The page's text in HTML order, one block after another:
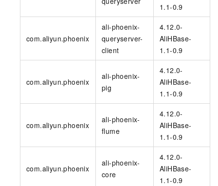
1.1-0.9
com.aliyun.phoenix
ali-phoenix-
queryserver-
client
4.12.0-
AliHBase-
1.1-0.9
com.aliyun.phoenix
ali-phoenix-
pig
4.12.0-
AliHBase-
1.1-0.9
com.aliyun.phoenix
ali-phoenix-
flume
4.12.0-
AliHBase-
1.1-0.9
com.aliyun.phoenix
ali-phoenix-
core
4.12.0-
AliHBase-
1.1-0.9